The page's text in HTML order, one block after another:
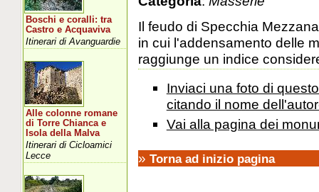
Il feudo di Specchia
in cui l'addensamento delle
raggiunge un indice
Inviaci una foto di
citando il nome
Vai alla pagina dei
» Torna ad inizio pagina
Boschi e coralli: tra
Castro e Acquaviva
Itinerari di Avanguardie
Alle colonne romane
di Torre Chianca e
Isola della Malva
Itinerari di Cicloamici
Lecce